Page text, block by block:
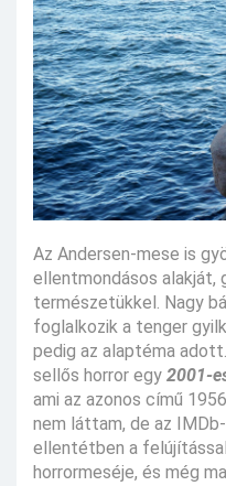
Az Andersen-mese is
ellentmondásos alakját,
természetükkel. Nagy
foglalkozik a tenger
pedig az alaptéma
sellős horror egy 2001-
ami az azonos című
nem láttam, de az
ellentétben a
horrormeséje, és még